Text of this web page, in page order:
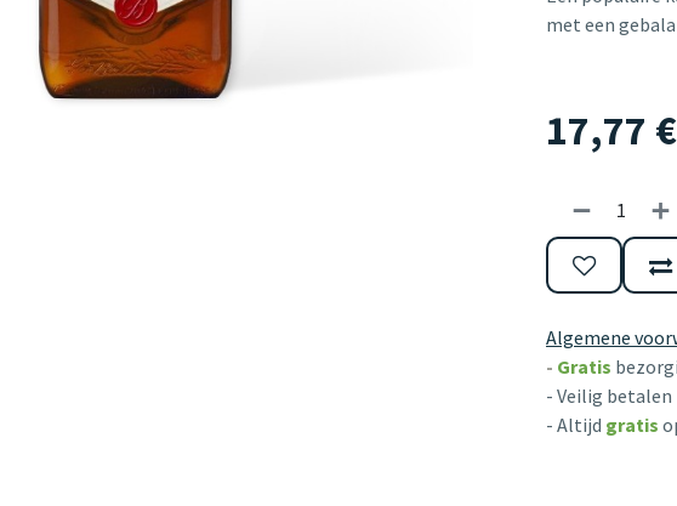
met een
17,77 €
Algemene
- Gratis
- Veilig betalen
- Altijd gratis